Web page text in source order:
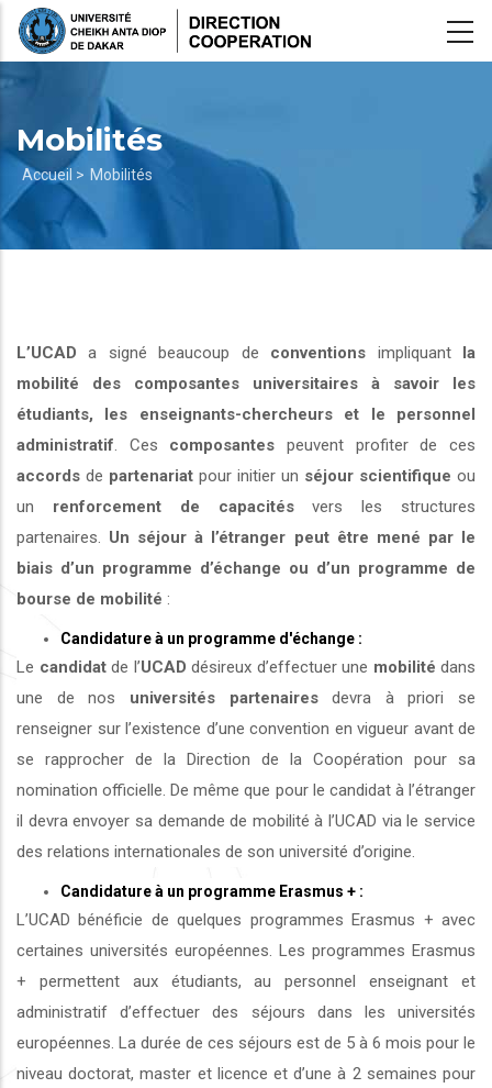
Aller
Mobilités
Fil
d'Ariane
Accueil > Mobilités
L’UCAD a signé beaucoup de conventions impliquant la
mobilité des composantes universitaires à savoir les
étudiants, les enseignants-chercheurs et le personnel
administratif . Ces composantes peuvent profiter de ces
accords de partenariat pour initier un séjour scientifique ou
un renforcement de capacitésvers les structures
partenaires. Un séjour à l’étranger peut être mené par le
biais d’un programme d’échange ou d’un programme de
bourse de mobilité :
Candidature à un programme d'échange :
Le candidatde l’UCAD désireux d’effectuer une mobilité dans
une de nos universités partenairesdevra à priori se
renseigner sur l’existence d’une convention en vigueur avant de
se rapprocher de la Direction de la Coopération pour sa
nomination officielle. De même que pour le candidat à l’étranger
il devra envoyer sa demande de mobilité à l’UCAD via le service
des relations internationales de son université d’origine.
Candidature à un programme Erasmus + :
L’UCAD bénéficie de quelques programmes Erasmus + avec
certaines universités européennes. Les programmes Erasmus
+ permettent aux étudiants, au personnel enseignant et
administratif d’effectuer des séjours dans les universités
européennes. La durée de ces séjours est de 5 à 6 mois pour le
niveau doctorat, master et licence et d’une à 2 semaines pour